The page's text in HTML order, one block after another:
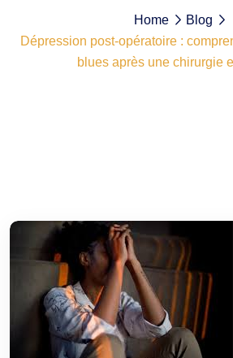
Home
Blog
Dépression post-opératoire :
blues après une chirurgie